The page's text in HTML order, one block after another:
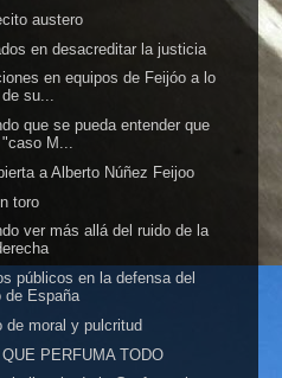
austero
en desacreditar la justicia
en equipos de Feijóo a lo
de su...
que se pueda entender que
M...
a Alberto Núñez Feijoo
toro
ver más allá del ruido de la
públicos en la defensa del
de España
de moral y pulcritud
PERFUMA TODO